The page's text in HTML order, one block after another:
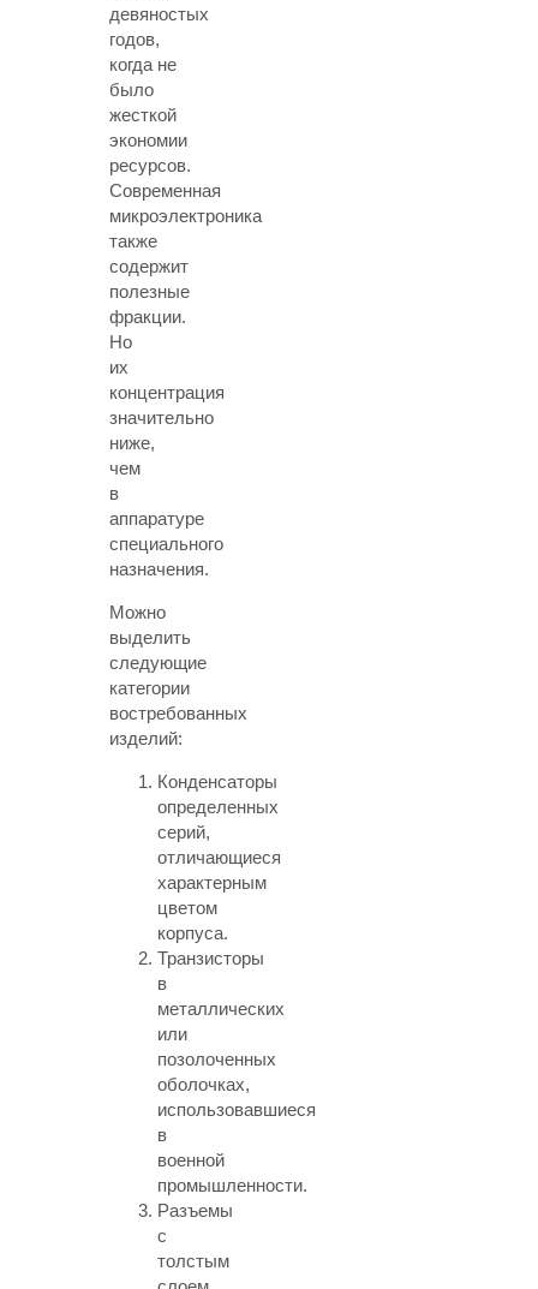
девяностых
годов,
когда не
было
жесткой
экономии
ресурсов.
Современная
микроэлектроника
также
содержит
полезные
фракции.
Но
их
концентрация
значительно
ниже,
чем
в
аппаратуре
специального
назначения.
Можно
выделить
следующие
категории
востребованных
изделий:
Конденсаторы
определенных
серий,
отличающиеся
характерным
цветом
корпуса.
Транзисторы
в
металлических
или
позолоченных
оболочках,
использовавшиеся
в
военной
промышленности.
Разъемы
с
толстым